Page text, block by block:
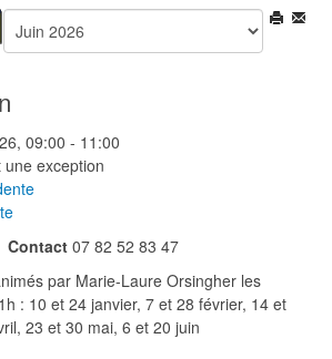
09:00 - 11:00
exception
Contact07 82 52 83 47
par Marie-Laure Orsingher les
: 10 et 24 janvier, 7 et 28 février, 14 et
23 et 30 mai, 6 et 20 juin